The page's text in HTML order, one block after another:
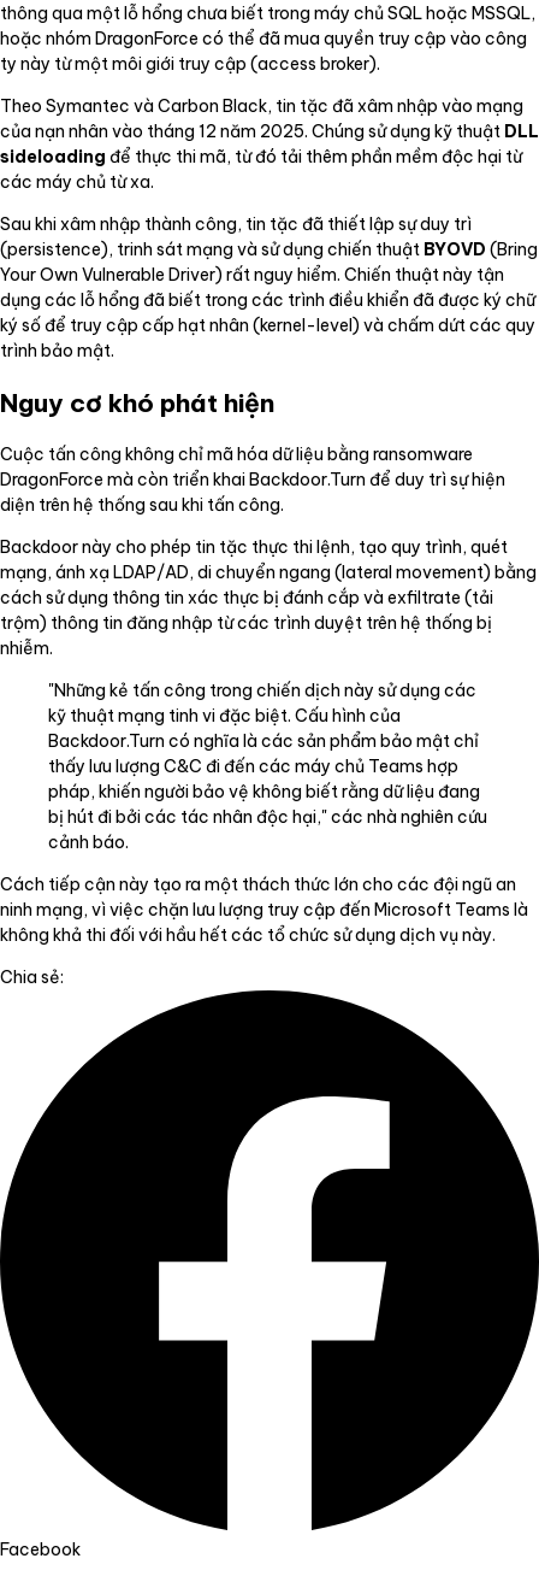
thông qua một lỗ hổng chưa biết trong máy chủ SQL hoặc MSSQL,
hoặc nhóm DragonForce có thể đã mua quyền truy cập vào công
ty này từ một môi giới truy cập (access broker).
Theo Symantec và Carbon Black, tin tặc đã xâm nhập vào mạng
của nạn nhân vào tháng 12 năm 2025. Chúng sử dụng kỹ thuật DLL
sideloading để thực thi mã, từ đó tải thêm phần mềm độc hại từ
các máy chủ từ xa.
Sau khi xâm nhập thành công, tin tặc đã thiết lập sự duy trì
(persistence), trinh sát mạng và sử dụng chiến thuật BYOVD (Bring
Your Own Vulnerable Driver) rất nguy hiểm. Chiến thuật này tận
dụng các lỗ hổng đã biết trong các trình điều khiển đã được ký chữ
ký số để truy cập cấp hạt nhân (kernel-level) và chấm dứt các quy
trình bảo mật.
Nguy cơ khó phát hiện
Cuộc tấn công không chỉ mã hóa dữ liệu bằng ransomware
DragonForce mà còn triển khai Backdoor.Turn để duy trì sự hiện
diện trên hệ thống sau khi tấn công.
Backdoor này cho phép tin tặc thực thi lệnh, tạo quy trình, quét
mạng, ánh xạ LDAP/AD, di chuyển ngang (lateral movement) bằng
cách sử dụng thông tin xác thực bị đánh cắp và exfiltrate (tải
trộm) thông tin đăng nhập từ các trình duyệt trên hệ thống bị
nhiễm.
"Những kẻ tấn công trong chiến dịch này sử dụng các
kỹ thuật mạng tinh vi đặc biệt. Cấu hình của
Backdoor.Turn có nghĩa là các sản phẩm bảo mật chỉ
thấy lưu lượng C&C đi đến các máy chủ Teams hợp
pháp, khiến người bảo vệ không biết rằng dữ liệu đang
bị hút đi bởi các tác nhân độc hại," các nhà nghiên cứu
cảnh báo.
Cách tiếp cận này tạo ra một thách thức lớn cho các đội ngũ an
ninh mạng, vì việc chặn lưu lượng truy cập đến Microsoft Teams là
không khả thi đối với hầu hết các tổ chức sử dụng dịch vụ này.
Chia sẻ:
Facebook